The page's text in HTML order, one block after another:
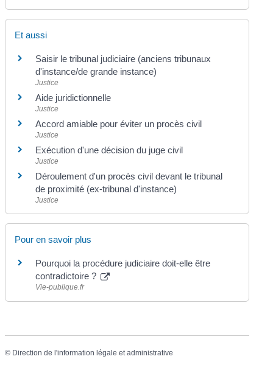
Et aussi
Saisir le tribunal judiciaire (anciens tribunaux
d'instance/de grande instance)
Justice
Aide juridictionnelle
Justice
Accord amiable pour éviter un procès civil
Justice
Exécution d'une décision du juge civil
Justice
Déroulement d'un procès civil devant le tribunal
de proximité (ex-tribunal d'instance)
Justice
Pour en savoir plus
Pourquoi la procédure judiciaire doit-elle être
contradictoire ?
Vie-publique.fr
© Direction de l'information légale et administrative